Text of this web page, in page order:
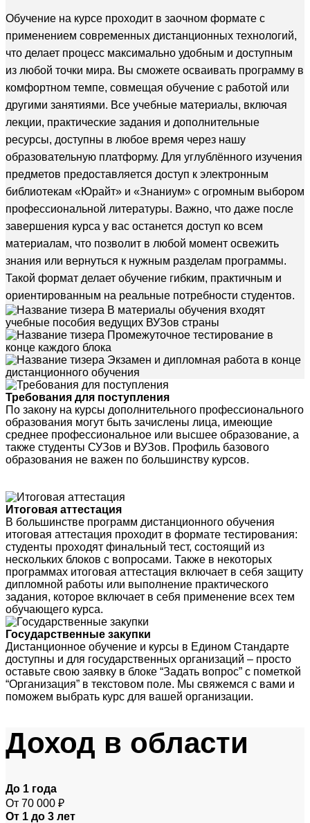
Обучение на курсе проходит в заочном формате с
применением современных дистанционных технологий,
что делает процесс максимально удобным и доступным
из любой точки мира. Вы сможете осваивать программу в
комфортном темпе, совмещая обучение с работой или
другими занятиями. Все учебные материалы, включая
лекции, практические задания и дополнительные
ресурсы, доступны в любое время через нашу
образовательную платформу. Для углублённого изучения
предметов предоставляется доступ к электронным
библиотекам «Юрайт» и «Знаниум» с огромным выбором
профессиональной литературы. Важно, что даже после
завершения курса у вас останется доступ ко всем
материалам, что позволит в любой момент освежить
знания или вернуться к нужным разделам программы.
Такой формат делает обучение гибким, практичным и
ориентированным на реальные потребности студентов.
В материалы обучения входят
учебные пособия ведущих ВУЗов страны
Промежуточное тестирование в
конце каждого блока
Экзамен и дипломная работа в конце
дистанционного обучения
Требования для поступления
По закону на курсы дополнительного профессионального
образования могут быть зачислены лица, имеющие
среднее профессиональное или высшее образование, а
также студенты СУЗов и ВУЗов. Профиль базового
образования не важен по большинству курсов.
Итоговая аттестация
В большинстве программ дистанционного обучения
итоговая аттестация проходит в формате тестирования:
студенты проходят финальный тест, состоящий из
нескольких блоков с вопросами. Также в некоторых
программах итоговая аттестация включает в себя защиту
дипломной работы или выполнение практического
задания, которое включает в себя применение всех тем
обучающего курса.
Государственные закупки
Дистанционное обучение и курсы в Едином Стандарте
доступны и для государственных организаций – просто
оставьте свою заявку в блоке “Задать вопрос” с пометкой
“Организация” в текстовом поле. Мы свяжемся с вами и
поможем выбрать курс для вашей организации.
Доход в области
До 1 года
От 70 000 ₽
От 1 до 3 лет